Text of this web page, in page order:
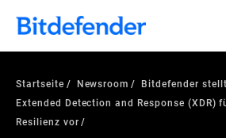
Startseite Newsroom
Bitdefender
Extended Detection and Response (XDR)
Resilienz vor